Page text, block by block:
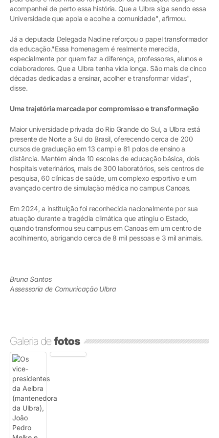
acompanhei de perto essa história. Que a Ulbra siga sendo essa
Universidade que apoia e acolhe a comunidade", afirmou.
Já a deputada Delegada Nadine reforçou o papel transformador
da educação."Essa homenagem é realmente merecida,
especialmente por quem faz a diferença, professores, alunos e
colaboradores. Que a Ulbra tenha vida longa. São mais de cinco
décadas dedicadas a ensinar, acolher e transformar vidas",
disse.
Uma trajetória marcada por compromisso e transformação
Maior universidade privada do Rio Grande do Sul, a Ulbra está
presente de Norte a Sul do Brasil, oferecendo cerca de 200
cursos de graduação em 13 campi e 81 polos de ensino a
distância. Mantém ainda 10 escolas de educação básica, dois
hospitais veterinários, mais de 300 laboratórios, seis centros de
pesquisa, 60 clínicas de saúde, um complexo esportivo e um
avançado centro de simulação médica no campus Canoas.
Em 2024, a instituição foi reconhecida nacionalmente por sua
atuação durante a tragédia climática que atingiu o Estado,
quando transformou seu campus em Canoas em um centro de
acolhimento, abrigando cerca de 8 mil pessoas e 3 mil animais.
Bruna Santos
Assessoria de Comunicação Ulbra
Galeria defotos